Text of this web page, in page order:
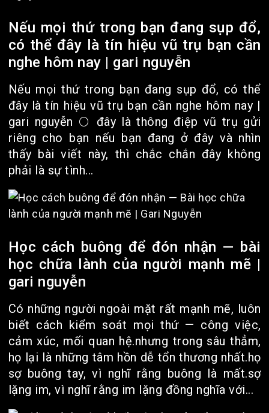
Nếu mọi thứ trong bạn đang sụp đổ,
có thể đây là tín hiệu vũ trụ bạn cần
nghe hôm nay | gari nguyễn
Nếu mọi thứ trong bạn đang sụp đổ, có thể
đây là tín hiệu vũ trụ bạn cần nghe hôm nay |
gari nguyễn 🌕 đây là thông điệp vũ trụ gửi
riêng cho bạn nếu bạn đang ở đây và nhìn
thấy bài viết này, thì chắc chắn đây không
phải là sự tình...
Học cách buông để đón nhận — bài
học chữa lành của người mạnh mẽ |
gari nguyễn
Có những người ngoài mặt rất mạnh mẽ, luôn
biết cách kiểm soát mọi thứ — công việc,
cảm xúc, mối quan hệ.nhưng trong sâu thẳm,
họ lại là những tâm hồn dễ tổn thương nhất.họ
sợ buông tay, vì nghĩ rằng buông là mất.sợ
lặng im, vì nghĩ rằng im lặng đồng nghĩa với...